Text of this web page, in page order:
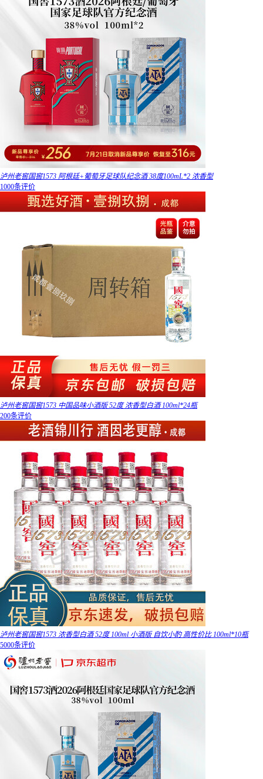
泸州老窖国窖1573 阿根廷+葡萄牙足球队纪念酒 38度100mL*2 浓香型
1000条评价
泸州老窖国窖1573 中国品味小酒版 52度 浓香型白酒 100ml*24瓶
200条评价
泸州老窖国窖1573 浓香型白酒 52度 100ml 小酒版 自饮小酌 高性价比 100ml*10瓶
5000条评价